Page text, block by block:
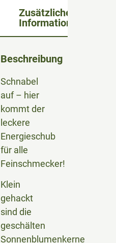
Zusätzliche
Informationen
Beschreibung
Schnabel
auf – hier
kommt der
leckere
Energieschub
für alle
Feinschmecker!
Klein
gehackt
sind die
geschälten
Sonnenblumenkerne